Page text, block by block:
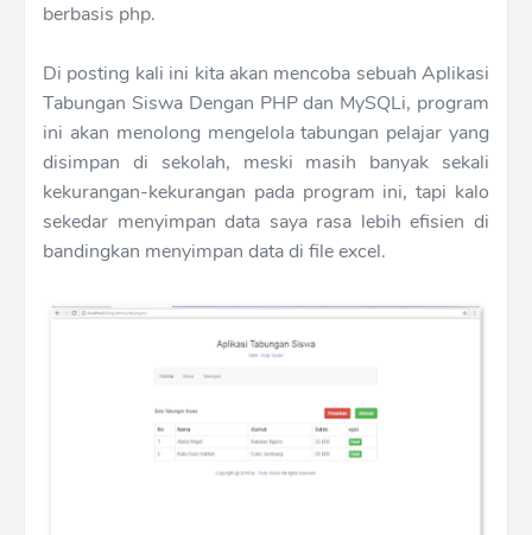
berbasis php.
Di posting kali ini kita akan mencoba sebuah Aplikasi
Tabungan Siswa Dengan PHP dan MySQLi, program
ini akan menolong mengelola tabungan pelajar yang
disimpan di sekolah, meski masih banyak sekali
kekurangan-kekurangan pada program ini, tapi kalo
sekedar menyimpan data saya rasa lebih efisien di
bandingkan menyimpan data di file excel.